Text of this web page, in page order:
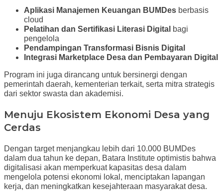
Aplikasi Manajemen Keuangan BUMDes berbasis
cloud
Pelatihan dan Sertifikasi Literasi Digital bagi
pengelola
Pendampingan Transformasi Bisnis Digital
Integrasi Marketplace Desa dan Pembayaran Digital
Program ini juga dirancang untuk bersinergi dengan
pemerintah daerah, kementerian terkait, serta mitra strategis
dari sektor swasta dan akademisi.
Menuju Ekosistem Ekonomi Desa yang
Cerdas
Dengan target menjangkau lebih dari 10.000 BUMDes
dalam dua tahun ke depan, Batara Institute optimistis bahwa
digitalisasi akan memperkuat kapasitas desa dalam
mengelola potensi ekonomi lokal, menciptakan lapangan
kerja, dan meningkatkan kesejahteraan masyarakat desa.